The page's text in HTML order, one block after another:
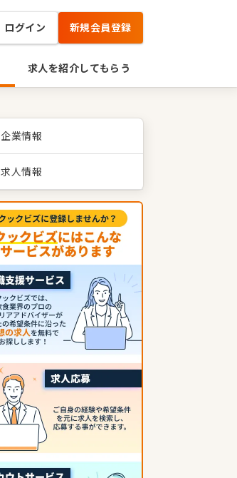
ログイン 新規会員登録
求人を紹介してもらう
企業情報
求人情報